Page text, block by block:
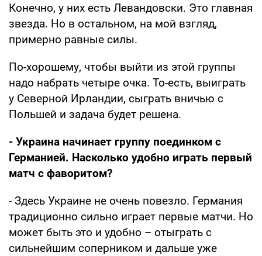
Конечно, у них есть Левандовски. Это главная
звезда. Но в остальном, на мой взгляд,
примерно равные силы.
По-хорошему, чтобы выйти из этой группы
надо набрать четыре очка. То-есть, выиграть
у Северной Ирландии, сыграть вничью с
Польшей и задача будет решена.
- Украина начинает группу поединком с
Германией. Насколько удобно играть первый
матч с фаворитом?
- Здесь Украине не очень повезло. Германия
традиционно сильно играет первые матчи. Но
может быть это и удобно – отыграть с
сильнейшим соперником и дальше уже